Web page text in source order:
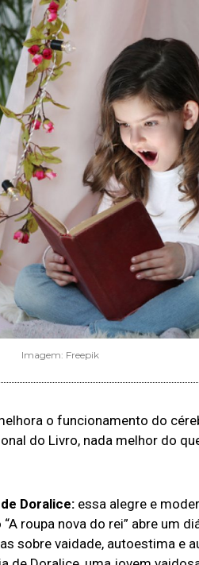
Imagem: Freepik
o funcionamento do
do Livro, nada melhor do
Doralice:essa alegre e
roupa nova do rei” abre um
sobre vaidade, autoestima e